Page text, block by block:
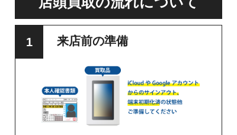
来店前の準備